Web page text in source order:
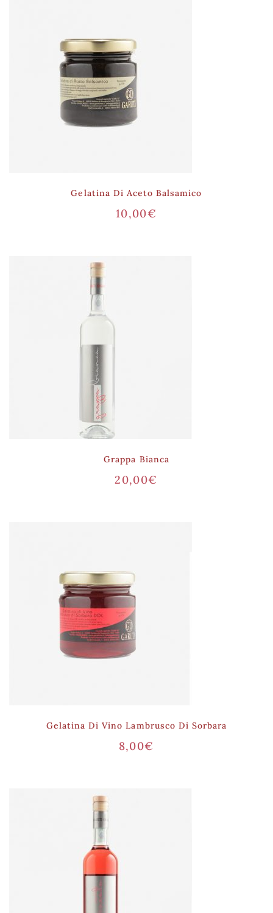
Gelatina Di Aceto Balsamico
10,00€
Grappa Bianca
20,00€
Gelatina Di Vino Lambrusco Di Sorbara
8,00€